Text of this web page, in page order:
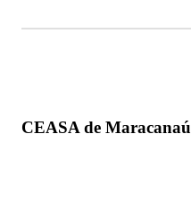
CEASA de Maracanaú